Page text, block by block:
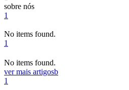
sobre nós
1
No items found.
1
No items found.
ver mais artigosb
1